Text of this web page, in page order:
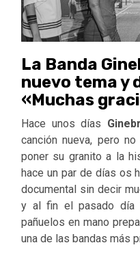
La Banda
nuevo tema y
«Muchas
Hace unos días
canción nueva, pero
poner su granito a la
hace un par de días os
documental sin decir
y al fin el pasado día
pañuelos en mano
una de las bandas más